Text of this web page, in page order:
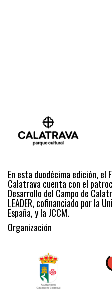
En esta duodécima edición, el
Calatrava cuenta con el
Desarrollo del Campo de
LEADER, cofinanciado por la
España, y la JCCM.
Organización